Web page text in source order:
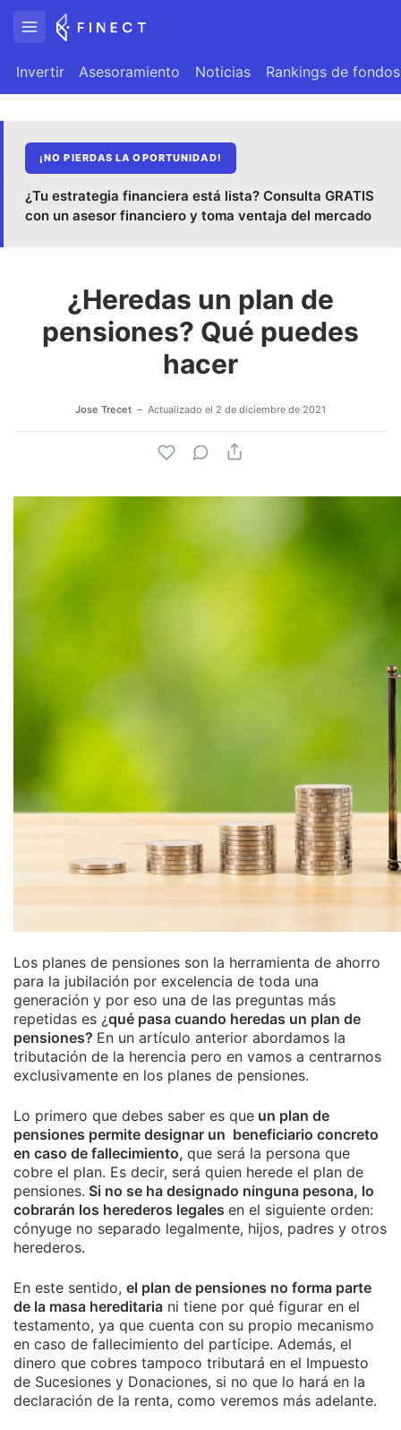
Invertir Asesoramiento Noticias Rankings de fondos
¡NO PIERDAS LA OPORTUNIDAD!
¿Tu estrategia financiera está lista? Consulta GRATIS
con un asesor financiero y toma ventaja del mercado
¿Heredas un plan de
pensiones? Qué puedes
hacer
Jose Trecet Actualizado el 2 de diciembre de 2021
Los planes de pensiones son la herramienta de ahorro
para la jubilación por excelencia de toda una
generación y por eso una de las preguntas más
repetidas es ¿qué pasa cuando heredas un plan de
pensiones? En un artículo anterior abordamos la
tributación de la herencia pero en vamos a centrarnos
exclusivamente en los planes de pensiones.
Lo primero que debes saber es que un plan de
pensiones permite designar un beneficiario concreto
en caso de fallecimiento, que será la persona que
cobre el plan. Es decir, será quien herede el plan de
pensiones. Si no se ha designado ninguna pesona, lo
cobrarán los herederos legales en el siguiente orden:
cónyuge no separado legalmente, hijos, padres y otros
herederos.
En este sentido, el plan de pensiones no forma parte
de la masa hereditaria ni tiene por qué figurar en el
testamento, ya que cuenta con su propio mecanismo
en caso de fallecimiento del partícipe. Además, el
dinero que cobres tampoco tributará en el Impuesto
de Sucesiones y Donaciones, si no que lo hará en la
declaración de la renta, como veremos más adelante.